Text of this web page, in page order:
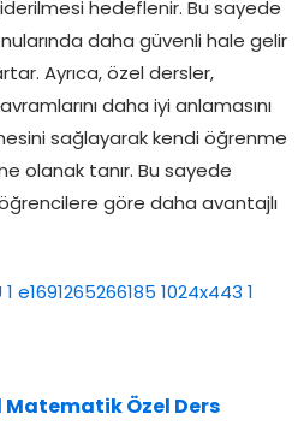
hedeflenir. Bu sayede
daha güvenli hale gelir
Ayrıca, özel dersler,
daha iyi anlamasını
sağlayarak kendi öğrenme
olanak tanır. Bu sayede
göre daha avantajlı
Özel Ders